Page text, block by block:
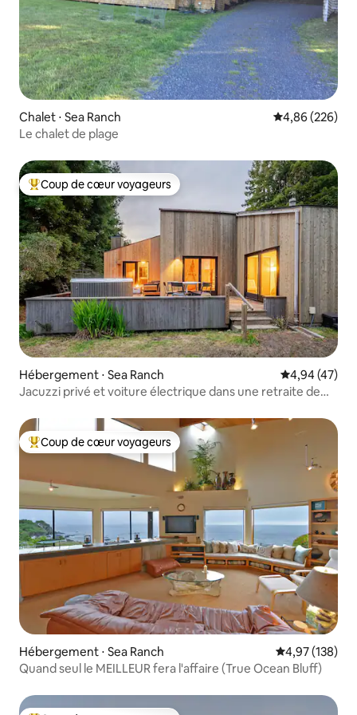
Chalet ⋅ Sea Ranch Évaluation
4,86 (226)
Le chalet de plage
Coups de cœur voyageurs les plus appréciés
Coup de cœur voyageurs
Hébergement ⋅ Sea Ranch Évaluation
4,94 (47)
Jacuzzi privé et voiture électrique dans une retraite de
Coups de cœur voyageurs les plus appréciés
Coup de cœur voyageurs
Hébergement ⋅ Sea Ranch Évaluation
4,97 (138)
Quand seul le MEILLEUR fera l'affaire (True Ocean Bluff)